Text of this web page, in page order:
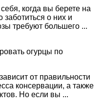
когда вы берете на
заботиться о них и
требуют большего ...
огурцы по
от правильности
консервации, а также
Но если вы ...